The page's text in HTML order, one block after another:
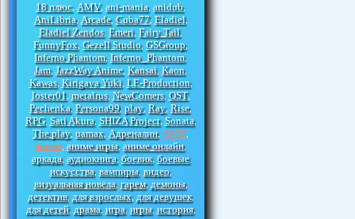
18 плюс, AMV, ani-mania, anidub,
AniLibria, Arcade, Cuba77, Eladiel,
Eladiel Zendos, Emeri, Fairy Tail,
FunnyFox, Gezell Studio, GSGroup,
Inferno Phantom, Inferno_Phantom,
Jam, JazzWay Anime, Kansai, Kaon,
Kawas, Kirigava Yuki, LE-Production,
loster01, metalrus, NewComers, OST,
Pechenka, Persona99, play, Ray, Rise,
RPG, Sati Akura, SHIZA Project, Sonata,
The play, uamax, Адреналин, АМВ
аниме аниме игры, аниме онлайн,
аркада, аудиокнига, боевик, боевые
искусства, вампиры, видео,
визуальная новела, гарем, демоны,
детектив, для взрослых, для девушек,
для детей, драма, игра, игры, история,